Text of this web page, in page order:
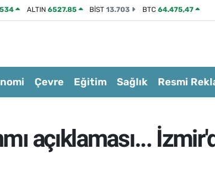
ALTIN 6527.85 BİST13.703 BTC 64.475,47
Çevre Eğitim Sağlık Resmi
açıklaması...